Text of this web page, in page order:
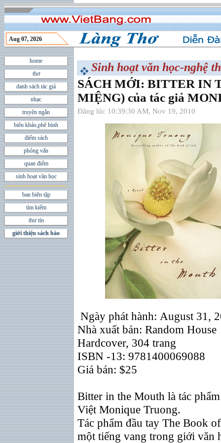
Aug 07, 2026
home
thơ
danh sách tác giả
nhạc
truyện ngắn
biên khảo,phê bình
điểm sách
phỏng vấn
quan điểm
sinh hoạt văn học
ban biên tập
tìm kiếm
thư tín
giới thiệu sách báo
Sinh hoạt văn học-nghệ
SÁCH MỚI: BITTER IN
MIỆNG) của tác giả
Đăng lúc 10:39:30 AM, Nov 19, 2010
Ngày phát hành: August 31,
Nhà xuất bản: Random House
Hardcover, 304 trang
ISBN -13: 9781400069088
Giá bán: $25
Bitter in the Mouth là tác
Việt Monique Truong.
Tác phẩm đầu tay The Book
một tiếng vang trong giới văn